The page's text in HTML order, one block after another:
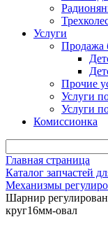
Услуги
Продажа
Прочие
Услуги
Услуги
Комиссионка
Главная страница
Каталог запчастей
Механизмы
Шарнир
круг16мм-овал